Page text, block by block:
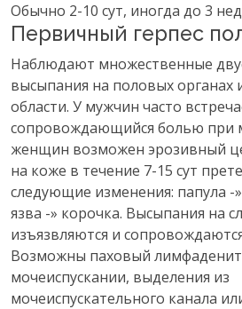
Обычно 2-10 сут, иногда до 3
Первичный герпес
Наблюдают множественные
высыпания на половых органах
области. У мужчин часто
сопровождающийся болью при
женщин возможен эрозивный
на коже в течение 7-15 сут
следующие изменения: папула -
язва -» корочка. Высыпания на
изъязвляются и
Возможны паховый
мочеиспускании, выделения из
мочеиспускательного канала